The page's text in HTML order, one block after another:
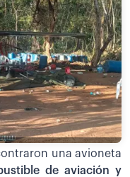
una avioneta
de aviación y